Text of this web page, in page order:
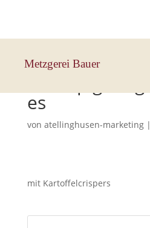
Metzgerei Bauer
es
von atellinghusen-marketing|
mit Kartoffelcrispers